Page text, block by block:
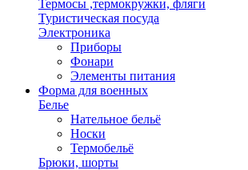
Термосы ,термокружки, фляги
Туристическая посуда
Электроника
Приборы
Фонари
Элементы питания
Форма для военных
Белье
Нательное бельё
Носки
Термобельё
Брюки, шорты